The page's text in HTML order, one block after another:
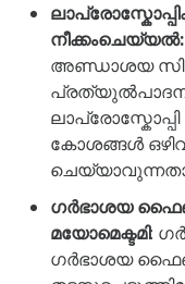
നീക്കംചെയ്യൽ:
അണ്ഡാശയ
കോശങ്ങൾ
ഗർഭാശയ
മയോമെക്ടമി:
ഗർഭാശയ